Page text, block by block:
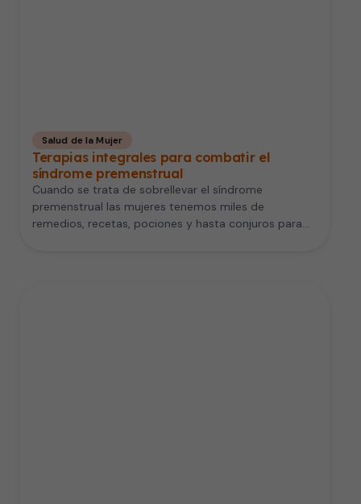
Salud de la Mujer
Terapias integrales para combatir el
síndrome premenstrual
Cuando se trata de sobrellevar el síndrome
premenstrual las mujeres tenemos miles de
remedios, recetas, pociones y hasta conjuros para…